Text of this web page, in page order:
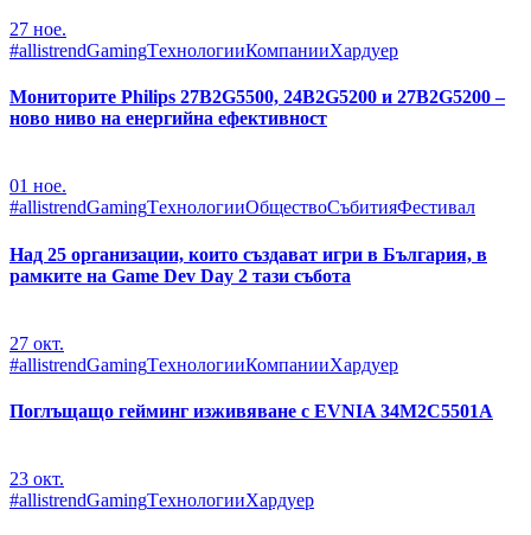
27 ное.
#allistrendGamingTехнологииКомпанииХардуер
Мониторите Philips 27B2G5500, 24B2G5200 и 27B2G5200 –
ново ниво на енергийна ефективност
01 ное.
#allistrendGamingTехнологииОбществоСъбитияФестивал
Над 25 организации, които създават игри в България, в
рамките на Game Dev Day 2 тази събота
27 окт.
#allistrendGamingTехнологииКомпанииХардуер
Поглъщащо гейминг изживяване с EVNIA 34M2C5501A
23 окт.
#allistrendGamingTехнологииХардуер